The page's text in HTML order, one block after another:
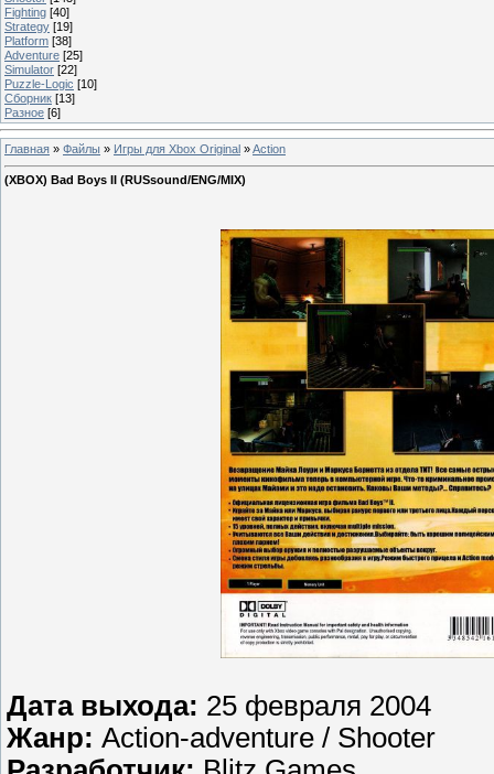
Fighting [40]
Strategy [19]
Platform [38]
Adventure [25]
Simulator [22]
Puzzle-Logic [10]
Сборник [13]
Разное [6]
Главная » Файлы » Игры для Xbox Original »Action
(XBOX) Bad Boys II (RUSsound/ENG/MIX)
Дата выхода: 25 февраля 2004
Жанр: Action-adventure / Shooter